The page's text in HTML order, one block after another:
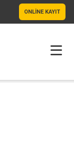
ONLİNE KAYIT